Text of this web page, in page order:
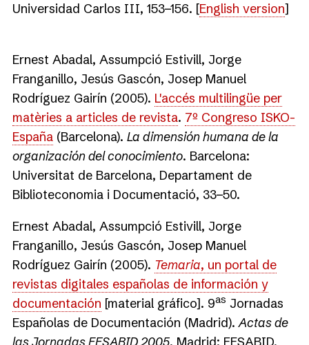
Universidad Carlos III, 153−156. [English version]
Ernest Abadal, Assumpció Estivill, Jorge
Franganillo, Jesús Gascón, Josep Manuel
Rodríguez Gairín (2005). L'accés multilingüe per
matèries a articles de revista. 7º Congreso ISKO-
España (Barcelona). La dimensión humana de la
organización del conocimiento. Barcelona:
Universitat de Barcelona, Departament de
Biblioteconomia i Documentació, 33−50.
Ernest Abadal, Assumpció Estivill, Jorge
Franganillo, Jesús Gascón, Josep Manuel
Rodríguez Gairín (2005). Temaria, un portal de
revistas digitales españolas de información y
documentación [material gráfico]. 9as Jornadas
Españolas de Documentación (Madrid).Actas de